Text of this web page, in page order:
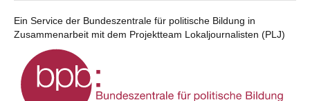
Ein Service der Bundeszentrale für politische Bildung in
Zusammenarbeit mit dem Projektteam Lokaljournalisten (PLJ)